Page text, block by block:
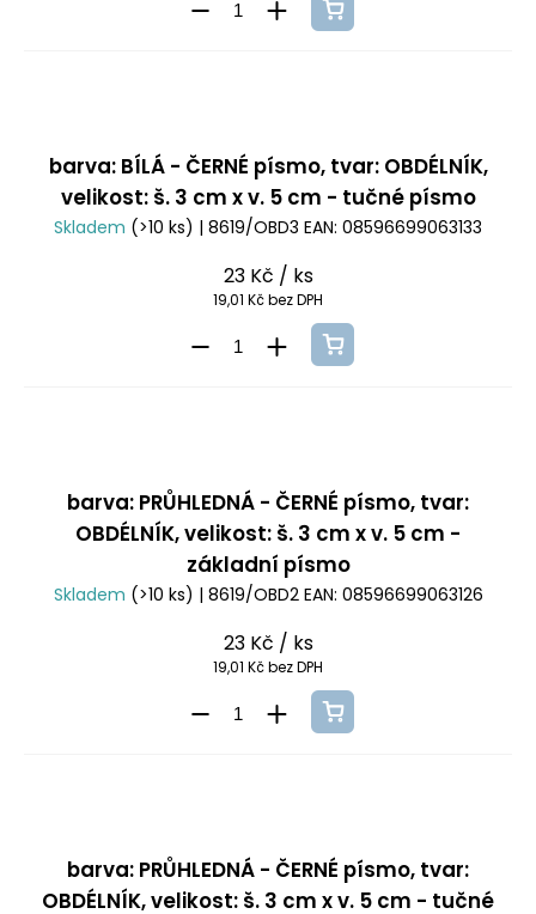
barva: BÍLÁ - ČERNÉ písmo, tvar: OBDÉLNÍK,
velikost: š. 3 cm x v. 5 cm - tučné písmo
Skladem (>10 ks) | 8619/OBD3 EAN: 08596699063133
23 Kč / ks
19,01 Kč bez DPH
barva: PRŮHLEDNÁ - ČERNÉ písmo, tvar:
OBDÉLNÍK, velikost: š. 3 cm x v. 5 cm -
základní písmo
Skladem (>10 ks) | 8619/OBD2 EAN: 08596699063126
23 Kč / ks
19,01 Kč bez DPH
barva: PRŮHLEDNÁ - ČERNÉ písmo, tvar:
OBDÉLNÍK, velikost: š. 3 cm x v. 5 cm - tučné